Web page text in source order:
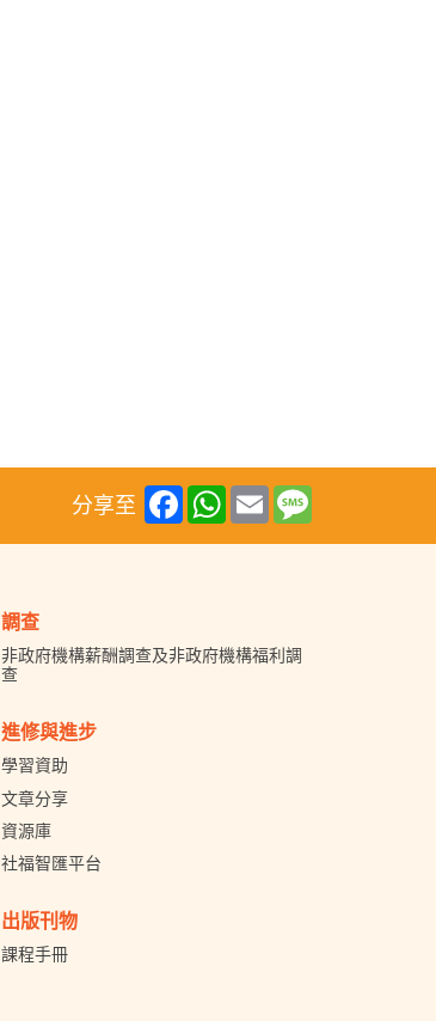
分享至 Facebook
WhatsApp
Email
調查
非政府機構薪酬調查及非政府機構福利調
查
進修與進步
學習資助
文章分享
資源庫
社福智匯平台
出版刊物
課程手冊